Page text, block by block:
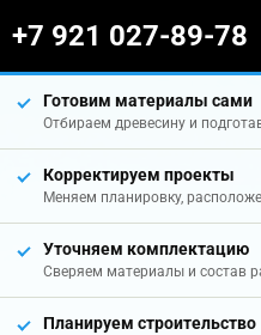
+7 921 027-89-78
Готовим материалы сами
Отбираем древесину и
Корректируем проекты
Меняем планировку,
Уточняем комплектацию
Сверяем материалы и состав
Планируем строительство